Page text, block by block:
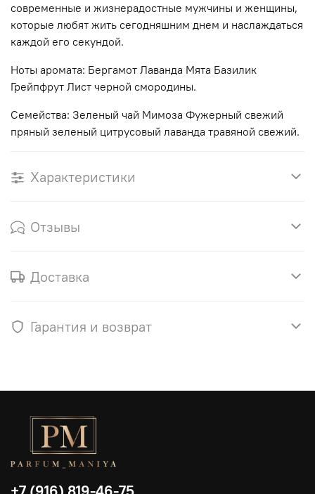
современные и жизнерадостные мужчины и женщины,
которые любят жить сегодняшним днем и наслаждаться
каждой его секундой.
Ноты аромата: Бергамот Лаванда Мята Базилик
Грейпфрут Лист черной смородины.
Семейства: Зеленый чай Мимоза Фужерный свежий
пряный зеленый цитрусовый лаванда травяной свежий.
Характеристики
Отзывы
Доставка
Гарантия и возврат